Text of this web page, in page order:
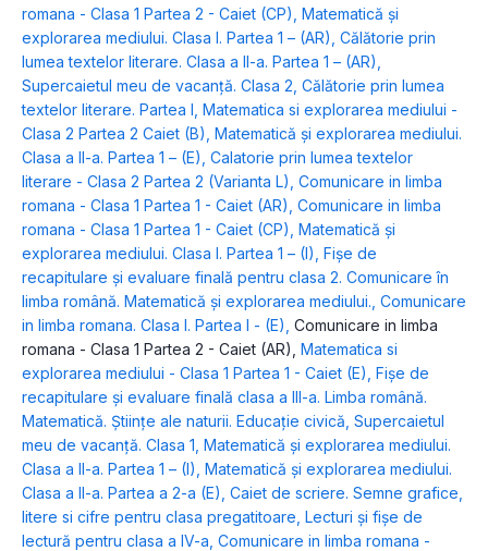
romana - Clasa 1 Partea 2 - Caiet (CP) Matematică şi
explorarea mediului. Clasa I. Partea 1 – (AR) Călătorie prin
lumea textelor literare. Clasa a II-a. Partea 1 – (AR)
Supercaietul meu de vacanță. Clasa 2 Călătorie prin lumea
textelor literare. Partea I Matematica si explorarea mediului -
Clasa 2 Partea 2 Caiet (B) Matematică și explorarea mediului.
Clasa a II-a. Partea 1 – (E) Calatorie prin lumea textelor
literare - Clasa 2 Partea 2 (Varianta L) Comunicare in limba
romana - Clasa 1 Partea 1 - Caiet (AR) Comunicare in limba
romana - Clasa 1 Partea 1 - Caiet (CP) Matematică şi
explorarea mediului. Clasa I. Partea 1 – (I) Fişe de
recapitulare şi evaluare finală pentru clasa 2. Comunicare în
limba română. Matematică şi explorarea mediului. Comunicare
in limba romana. Clasa I. Partea I - (E) Comunicare in limba
romana - Clasa 1 Partea 2 - Caiet (AR) Matematica si
explorarea mediului - Clasa 1 Partea 1 - Caiet (E) Fişe de
recapitulare şi evaluare finală clasa a III-a. Limba română.
Matematică. Ştiinţe ale naturii. Educaţie civică Supercaietul
meu de vacanță. Clasa 1 Matematică și explorarea mediului.
Clasa a II-a. Partea 1 – (I) Matematică și explorarea mediului.
Clasa a II-a. Partea a 2-a (E) Caiet de scriere. Semne grafice,
litere si cifre pentru clasa pregatitoare Lecturi şi fişe de
lectură pentru clasa a IV-a Comunicare in limba romana -